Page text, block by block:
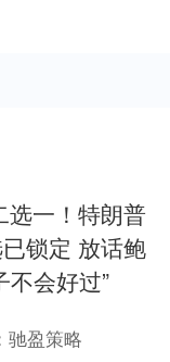
选一！特朗普
锁定 放话鲍
不会好过”
驰盈策略